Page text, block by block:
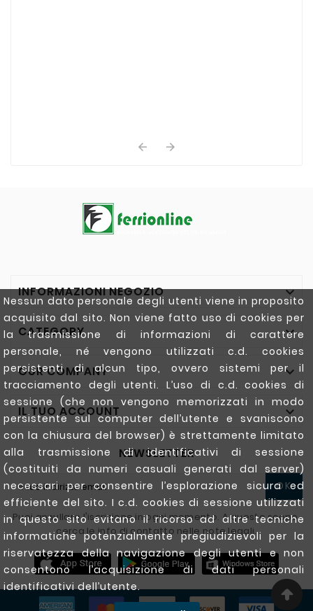
Nessun dato personale degli utenti viene in proposito
acquisito dal sito. Non viene fatto uso di cookies per
la trasmissione di informazioni di carattere
personale, né vengono utilizzati c.d. cookies
persistenti di alcun tipo, ovvero sistemi per il
tracciamento degli utenti. L’uso di c.d. cookies di
sessione (che non vengono memorizzati in modo
persistente sul computer dell’utente e svaniscono
con la chiusura del browser) è strettamente limitato
alla trasmissione di identificativi di sessione
(costituiti da numeri casuali generati dal server)
necessari per consentire l’esplorazione sicura ed
efficiente del sito. I c.d. cookies di sessione utilizzati
in questo sito evitano il ricorso ad altre tecniche
informatiche potenzialmente pregiudizievoli per la
riservatezza della navigazione degli utenti e non
consentono l’acquisizione di dati personali
identificativi dell’utente.
 
INFORMAZIONI NEGOZIO 
CATEGORY 
OUR COMPANY 
IL TUO ACCOUNT 
NEWSLETTER
OK
Puoi annullare l'iscrizione in ogni momento. A questo scopo,
cerca le info di contatto nelle note legali.